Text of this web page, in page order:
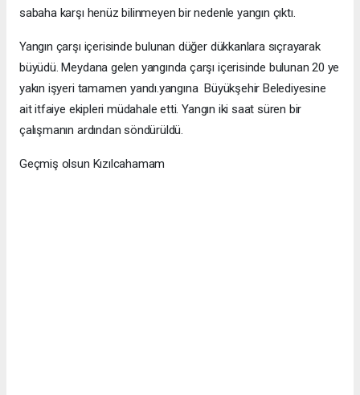
sabaha karşı henüz bilinmeyen bir nedenle yangın çıktı.
Yangın çarşı içerisinde bulunan düğer dükkanlara sıçrayarak
büyüdü. Meydana gelen yangında çarşı içerisinde bulunan 20 ye
yakın işyeri tamamen yandı.yangına Büyükşehir Belediyesine
ait itfaiye ekipleri müdahale etti. Yangın iki saat süren bir
çalışmanın ardından söndürüldü.
Geçmiş olsun Kızılcahamam